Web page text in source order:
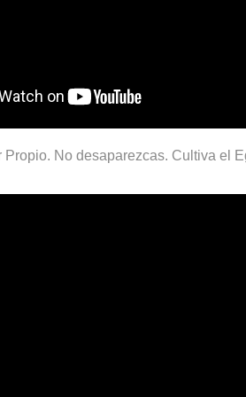
Propio. No desaparezcas. Cultiva el